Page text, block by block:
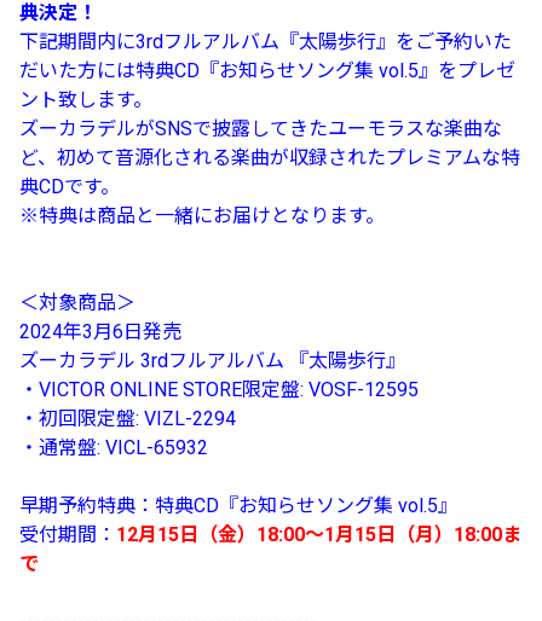
典決定！
下記期間内に3rdフルアルバム『太陽歩行』をご予約いた
だいた方には特典CD『お知らせソング集 vol.5』をプレゼ
ント致します。
ズーカラデルがSNSで披露してきたユーモラスな楽曲な
ど、初めて音源化される楽曲が収録されたプレミアムな特
典CDです。
※特典は商品と一緒にお届けとなります。
＜対象商品＞
2024年3月6日発売
ズーカラデル 3rdフルアルバム 『太陽歩行』
・VICTOR ONLINE STORE限定盤: VOSF-12595
・初回限定盤: VIZL-2294
・通常盤: VICL-65932
早期予約特典：特典CD『お知らせソング集 vol.5』
受付期間： 12月15日（金）18:00〜1月15日（月）18:00ま
で